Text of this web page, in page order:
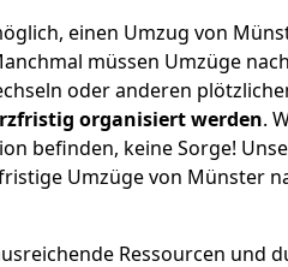
einen Umzug von
müssen Umzüge
oder anderen
organisiert werden.
befinden, keine Sorge!
Umzüge von Münster
Ressourcen und